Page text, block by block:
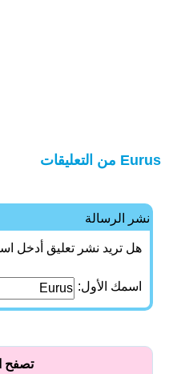
Eurus من التعليقات
نشر الرسالة
هل تريد نشر تعليق أدخل
اسمك الأول:
تصفح